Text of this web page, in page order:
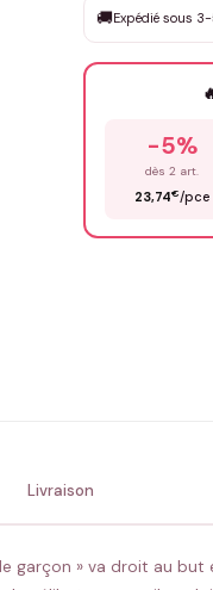
Que
🚚Expédié sous
-5%
dès 2 art.
23,74€/pce
Livraison
garçon » va droit au